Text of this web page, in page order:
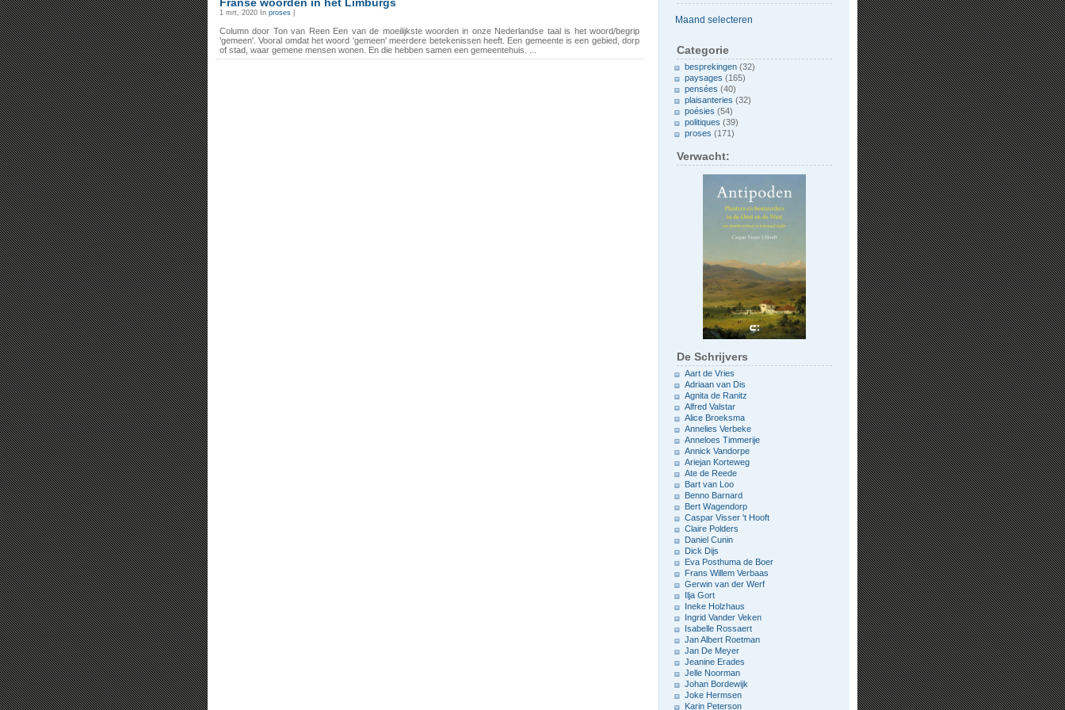
1 mrt, 2020 In proses
Column door Ton van Reen Een van de moeilijkste woorden in onze Nederlandse taal is het woord/begrip
'gemeen'. Vooral omdat het woord 'gemeen' meerdere betekenissen heeft. Een gemeente is een gebied, dorp
of stad, waar gemene mensen wonen. En die hebben samen een gemeentehuis. ...
Categorie
besprekingen (32)
paysages (165)
pensées (40)
plaisanteries (32)
poésies (54)
politiques (39)
proses (171)
Verwacht:
De Schrijvers
Aart de Vries
Adriaan van Dis
Agnita de Ranitz
Alfred Valstar
Alice Broeksma
Annelies Verbeke
Anneloes Timmerije
Annick Vandorpe
Ariejan Korteweg
Ate de Reede
Bart van Loo
Benno Barnard
Bert Wagendorp
Caspar Visser 't Hooft
Claire Polders
Daniel Cunin
Dick Dijs
Eva Posthuma de Boer
Frans Willem Verbaas
Gerwin van der Werf
Ilja Gort
Ineke Holzhaus
Ingrid Vander Veken
Isabelle Rossaert
Jan Albert Roetman
Jan De Meyer
Jeanine Erades
Jelle Noorman
Johan Bordewijk
Joke Hermsen
Karin Peterson